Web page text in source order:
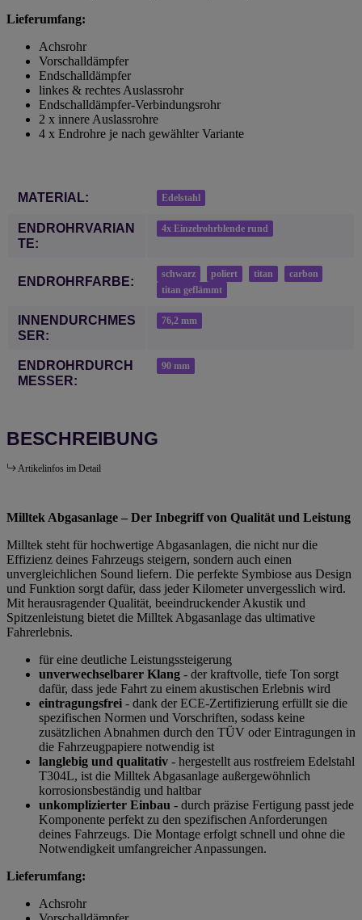
Lieferumfang:
Achsrohr
Vorschalldämpfer
Endschalldämpfer
linkes & rechtes Auslassrohr
Endschalldämpfer-Verbindungsrohr
2 x innere Auslassrohre
4 x Endrohre je nach gewählter Variante
Produkteigenschaft
Wert
MATERIAL: Edelstahl
ENDROHRVARIAN
TE:
4x Einzelrohrblende rund
ENDROHRFARBE:
schwarz poliert titan
carbon
titan geflämmt
INNENDURCHMES
SER:
76,2 mm
ENDROHRDURCH
MESSER:
90 mm
BESCHREIBUNG
Artikelinfos im Detail
Milltek Abgasanlage – Der Inbegriff von Qualität und Leistung
Milltek steht für hochwertige Abgasanlagen, die nicht nur die
Effizienz deines Fahrzeugs steigern, sondern auch einen
unvergleichlichen Sound liefern. Die perfekte Symbiose aus Design
und Funktion sorgt dafür, dass jeder Kilometer unvergesslich wird.
Mit herausragender Qualität, beeindruckender Akustik und
Spitzenleistung bietet die Milltek Abgasanlage das ultimative
Fahrerlebnis.
für eine deutliche Leistungssteigerung
unverwechselbarer Klang - der kraftvolle, tiefe Ton sorgt
dafür, dass jede Fahrt zu einem akustischen Erlebnis wird
eintragungsfrei - dank der ECE-Zertifizierung erfüllt sie die
spezifischen Normen und Vorschriften, sodass keine
zusätzlichen Abnahmen durch den TÜV oder Eintragungen in
die Fahrzeugpapiere notwendig ist
langlebig und qualitativ - hergestellt aus rostfreiem Edelstahl
T304L, ist die Milltek Abgasanlage außergewöhnlich
korrosionsbeständig und haltbar
unkomplizierter Einbau - durch präzise Fertigung passt jede
Komponente perfekt zu den spezifischen Anforderungen
deines Fahrzeugs. Die Montage erfolgt schnell und ohne die
Notwendigkeit umfangreicher Anpassungen.
Lieferumfang:
Achsrohr